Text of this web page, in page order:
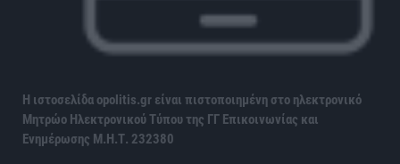
Η ιστοσελίδα opolitis.gr είναι πιστοποιημένη στο ηλεκτρονικό
Μητρώο Ηλεκτρονικού Τύπου της ΓΓ Επικοινωνίας και
Ενημέρωσης Μ.Η.Τ. 232380